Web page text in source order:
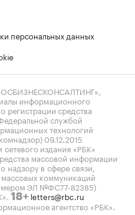
персональных данных
информационного
регистрации средства
службой
технологий
09.12.2015
издания «РБК»
массовой информации
в сфере связи,
коммуникаций
ЭЛ №ФС77-82385)
18+ letters@rbc.ru
агентство «РБК».